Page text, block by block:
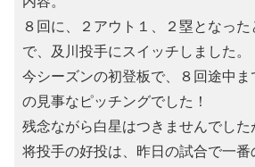
８回に、２アウト１、２塁となった
で、及川投手にスイッチしました。
今シーズンの初登板で、８回途中ま
の見事なピッチングでした！
残念ながら白星はつきませんでした
将投手の好投は、昨日の試合で一番